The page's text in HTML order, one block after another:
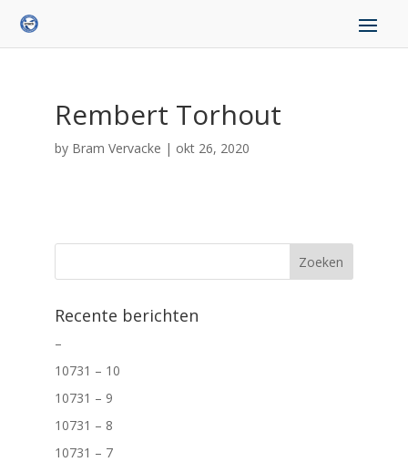
Rembert Torhout
by Bram Vervacke | okt 26, 2020
Recente berichten
–
10731 – 10
10731 – 9
10731 – 8
10731 – 7